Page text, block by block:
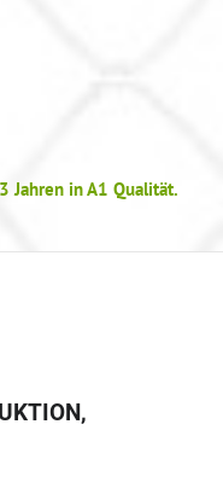
Jahren in A1 Qualität.